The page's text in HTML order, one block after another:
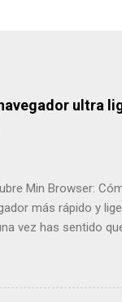
ultra
Min Browser:
más rápido y
vez has sentido
A mí me
en mi búsqueda